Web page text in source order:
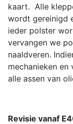
kaart. Alle
wordt gereinigd
ieder polster
vervangen we
naaldveren.
mechanieken
alle assen van
Revisie vanaf